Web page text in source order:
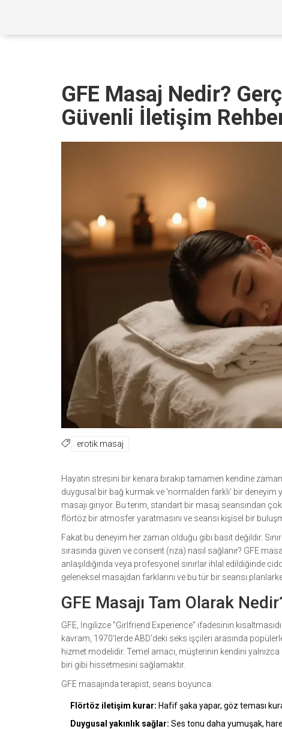
GFE Masaj Nedir?
Güvenli İletişim
erotik masaj
Hayatın stresini bir kenara bırakıp tamamen kendine
duygusal bir bağ kurmak ve 'normalden farklı' bir deneyim
masajı giriyor. Bu terim, standart bir masaj seansından
flörtöz bir atmosfer yaratmasını ve seansı kişisel bir
Fakat bu deneyim her zaman olduğu gibi basit değildir.
sırasında güven ve consent (rıza) nasıl sağlanır? GFE
anlaşıldığında veya profesyonel sınırlar ihlal edildiğinde
geleneksel masajdan farklarını ve bu tür bir seansı
GFE Masajı Tam Olarak
GFE, İngilizce "Girlfriend Experience" ifadesinin
kavram, 1970'lerde ABD'deki seks işçileri arasında
hizmet modelidir. Temel amacı, müşterinin kendini
biri gibi hissetmesini sağlamaktır.
GFE masajında terapist, seans boyunca:
Flörtöz iletişim kurar: Hafif şaka yapar, göz teması
Duygusal yakınlık sağlar: Ses tonu daha yumuşak,